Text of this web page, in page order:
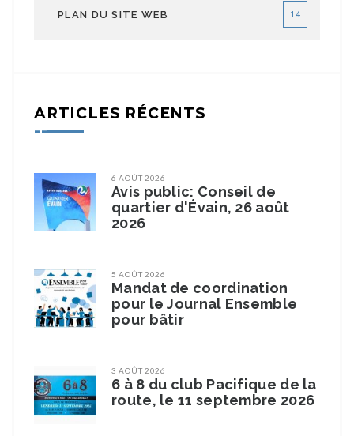
PLAN DU SITE WEB 14
ARTICLES RÉCENTS
6 AOÛT 2026
Avis public: Conseil de
quartier d'Évain, 26 août
2026
5 AOÛT 2026
Mandat de coordination
pour le Journal Ensemble
pour bâtir
3 AOÛT 2026
6 à 8 du club Pacifique de la
route, le 11 septembre 2026